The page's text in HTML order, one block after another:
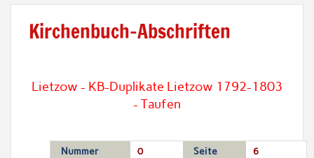
Kirchenbuch-Abschriften
Lietzow - KB-Duplikate Lietzow 1792-1803
- Taufen
Nummer 0 Seite 6